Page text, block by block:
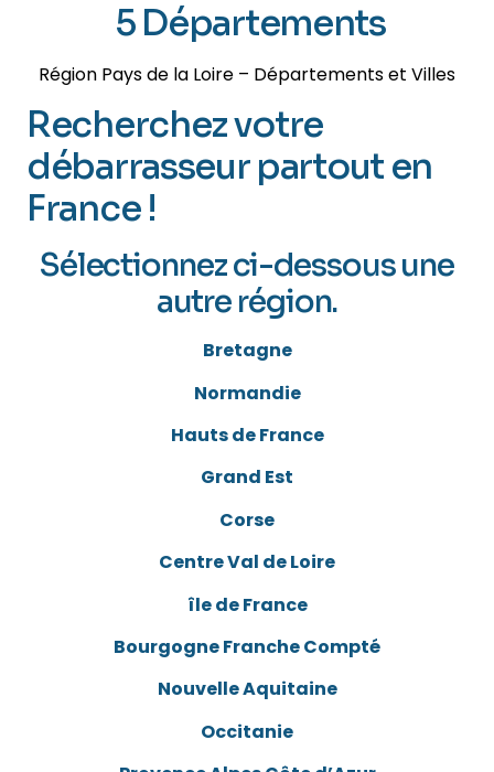
5 Départements
Région Pays de la Loire – Départements et Villes
Recherchez votre
débarrasseur partout en
France !
Sélectionnez ci-dessous une
autre région.
Bretagne
Normandie
Hauts de France
Grand Est
Corse
Centre Val de Loire
île de France
Bourgogne Franche Compté
Nouvelle Aquitaine
Occitanie